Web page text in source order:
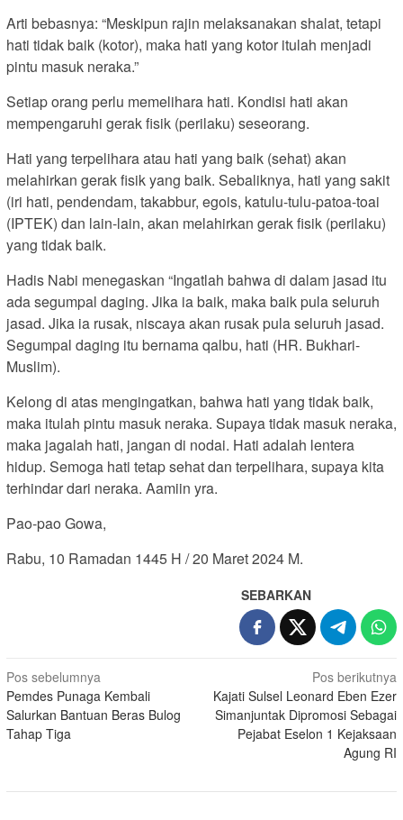
Arti bebasnya: “Meskipun rajin melaksanakan shalat, tetapi
hati tidak baik (kotor), maka hati yang kotor itulah menjadi
pintu masuk neraka.”
Setiap orang perlu memelihara hati. Kondisi hati akan
mempengaruhi gerak fisik (perilaku) seseorang.
Hati yang terpelihara atau hati yang baik (sehat) akan
melahirkan gerak fisik yang baik. Sebaliknya, hati yang sakit
(iri hati, pendendam, takabbur, egois, katulu-tulu-patoa-toai
(IPTEK) dan lain-lain, akan melahirkan gerak fisik (perilaku)
yang tidak baik.
Hadis Nabi menegaskan “Ingatlah bahwa di dalam jasad itu
ada segumpal daging. Jika ia baik, maka baik pula seluruh
jasad. Jika ia rusak, niscaya akan rusak pula seluruh jasad.
Segumpal daging itu bernama qalbu, hati (HR. Bukhari-
Muslim).
Kelong di atas mengingatkan, bahwa hati yang tidak baik,
maka itulah pintu masuk neraka. Supaya tidak masuk neraka,
maka jagalah hati, jangan di nodai. Hati adalah lentera
hidup. Semoga hati tetap sehat dan terpelihara, supaya kita
terhindar dari neraka. Aamiin yra.
Pao-pao Gowa,
Rabu, 10 Ramadan 1445 H / 20 Maret 2024 M.
SEBARKAN
Navigasi
pos
Pos sebelumnya
Pemdes Punaga Kembali
Salurkan Bantuan Beras Bulog
Tahap Tiga
Pos berikutnya
Kajati Sulsel Leonard Eben Ezer
Simanjuntak Dipromosi Sebagai
Pejabat Eselon 1 Kejaksaan
Agung RI